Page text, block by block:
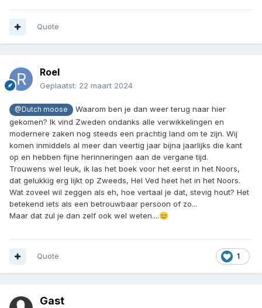
Quote
Roel
Geplaatst: 22 maart 2024
@Dutch moose
Waarom ben je dan weer terug naar hier
gekomen? Ik vind Zweden ondanks alle verwikkelingen en
modernere zaken nog steeds een prachtig land om te zijn. Wij
komen inmiddels al meer dan veertig jaar bijna jaarlijks die kant
op en hebben fijne herinneringen aan de vergane tijd.
Trouwens wel leuk, ik las het boek voor het eerst in het Noors,
dat gelukkig erg lijkt op Zweeds, Hel Ved heet het in het Noors.
Wat zoveel wil zeggen als eh, hoe vertaal je dat, stevig hout? Het
betekend iets als een betrouwbaar persoon of zo...
Maar dat zul je dan zelf ook wel weten....😊
1
Quote
Gast